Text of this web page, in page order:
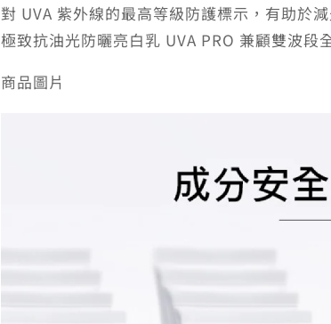
對 UVA 紫外線的最高等級防護標示，有助於
極致抗油光防曬亮白乳 UVA PRO 兼顧雙波段
商品圖片